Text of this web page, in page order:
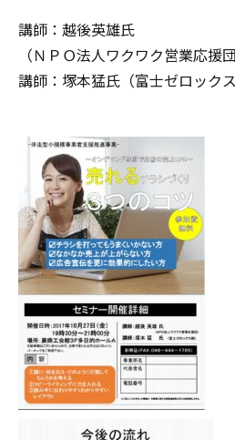
講師：越後英雄氏
（ＮＰＯ法人ワクワク営業応援団
講師：塚本猛氏（富士ゼロックス